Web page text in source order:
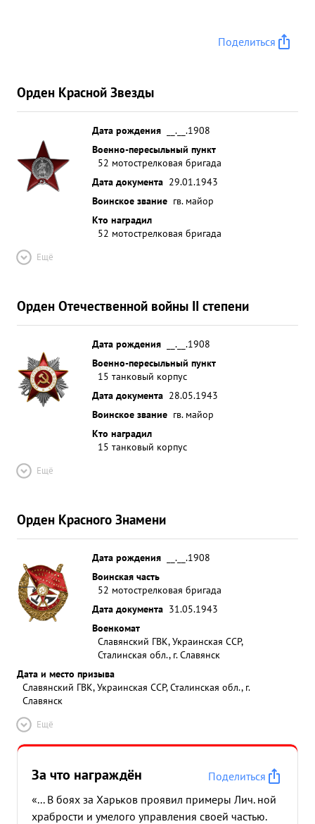
Поделиться
Орден Красной Звезды
Дата рождения
__.__.1908
Военно-пересыльный пункт
52 мотострелковая бригада
Дата документа 29.01.1943
Воинское звание гв. майор
Кто наградил
52 мотострелковая бригада
Ещё
Орден Отечественной войны II степени
Дата рождения
__.__.1908
Военно-пересыльный пункт
15 танковый корпус
Дата документа 28.05.1943
Воинское звание гв. майор
Кто наградил
15 танковый корпус
Ещё
Орден Красного Знамени
Дата рождения
__.__.1908
Воинская часть
52 мотострелковая бригада
Дата документа 31.05.1943
Военкомат
Славянский ГВК, Украинская ССР,
Сталинская обл., г. Славянск
Дата и место призыва
Славянский ГВК, Украинская ССР, Сталинская обл., г.
Славянск
Ещё
За что награждён
Поделиться
«... В боях за Харьков проявил примеры Лич. ной
храбрости и умелого управления своей частью.